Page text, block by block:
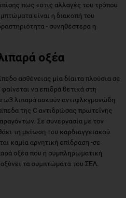
πως «στις αλλαγές του τρόπου
είναι η διακοπή του
- συνηθέστερα η
οξέα
ασθένειας μία δίαιτα πλούσια σε
να επιδρά θετικά στη
ω3 λιπαρά ασκούν αντιφλεγμονώδη
της C αντιδρώσας πρωτεΐνης
Σε συνεργασία με τον
τη μείωση του καρδιαγγειακού
καμία αρνητική επίδραση -σε
οξέα που η συμπληρωματική
τα συμπτώματα του ΣΕΛ.